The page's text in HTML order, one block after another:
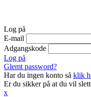
Log på
E-mail
Adgangskode
Log på
Glemt password?
Har du ingen konto så klik
Er du sikker på at du vil
x